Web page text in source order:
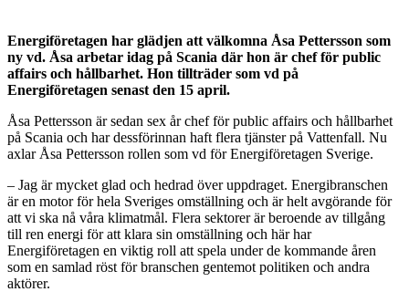
Energiföretagen har glädjen att välkomna Åsa Pettersson som
ny vd. Åsa arbetar idag på Scania där hon är chef för public
affairs och hållbarhet. Hon tillträder som vd på
Energiföretagen senast den 15 april.
Åsa Pettersson är sedan sex år chef för public affairs och hållbarhet
på Scania och har dessförinnan haft flera tjänster på Vattenfall. Nu
axlar Åsa Pettersson rollen som vd för Energiföretagen Sverige.
– Jag är mycket glad och hedrad över uppdraget. Energibranschen
är en motor för hela Sveriges omställning och är helt avgörande för
att vi ska nå våra klimatmål. Flera sektorer är beroende av tillgång
till ren energi för att klara sin omställning och här har
Energiföretagen en viktig roll att spela under de kommande åren
som en samlad röst för branschen gentemot politiken och andra
aktörer.